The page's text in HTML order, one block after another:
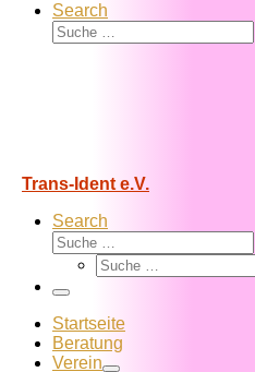
Search
Suche
Trans-Ident e.V.
Search
Suche
Suche
Menü
Startseite
Beratung
Verein